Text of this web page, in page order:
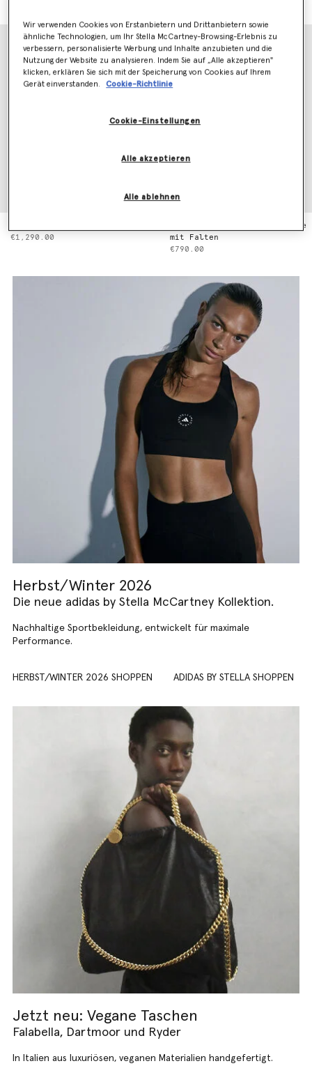
€1,290.00
Gerade geschnittene Wollhose
mit Falten
€790.00
Herbst/Winter 2026
Die neue adidas by Stella McCartney Kollektion.
Nachhaltige Sportbekleidung, entwickelt für maximale
Performance.
HERBST/WINTER 2026 SHOPPEN ADIDAS BY STELLA SHOPPEN
Jetzt neu: Vegane Taschen
Falabella, Dartmoor und Ryder
In Italien aus luxuriösen, veganen Materialien handgefertigt.
Wir verwenden Cookies von Erstanbietern und Drittanbietern sowie
ähnliche Technologien, um Ihr Stella McCartney-Browsing-Erlebnis zu
verbessern, personalisierte Werbung und Inhalte anzubieten und die
Nutzung der Website zu analysieren. Indem Sie auf „Alle akzeptieren"
klicken, erklären Sie sich mit der Speicherung von Cookies auf Ihrem
Gerät einverstanden.
Cookie-Richtlinie
Cookie-Einstellungen
Alle ablehnen
Alle akzeptieren